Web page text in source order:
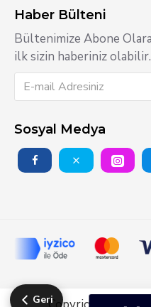
Geri
Haber Bülteni
Bültenimize Abone
ilk sizin haberiniz olabilir.
Sosyal Medya